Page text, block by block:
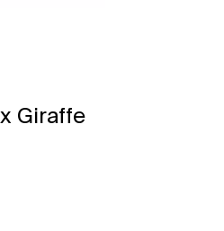
Giraffe